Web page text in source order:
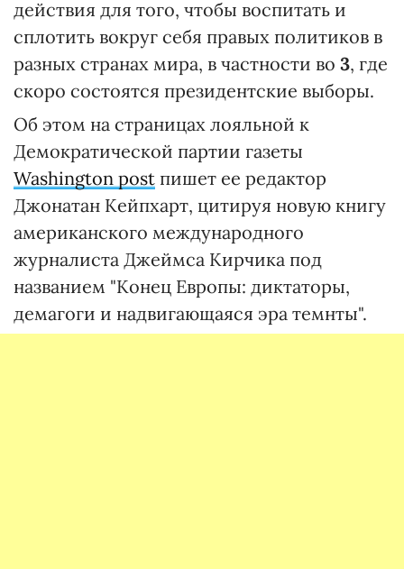
действия для того, чтобы воспитать и
сплотить вокруг себя правых политиков в
разных странах мира, в частности во 3, где
скоро состоятся президентские выборы.
Об этом на страницах лояльной к
Демократической партии газеты
Washington post пишет ее редактор
Джонатан Кейпхарт, цитируя новую книгу
американского международного
журналиста Джеймса Кирчика под
названием "Конец Европы: диктаторы,
демагоги и надвигающаяся эра темнты".